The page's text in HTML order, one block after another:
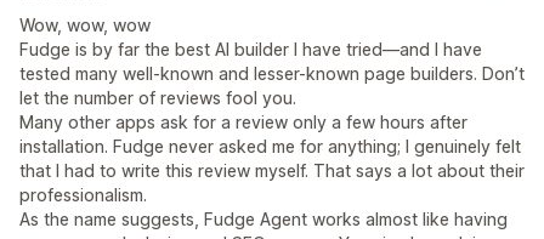
Wow, wow, wow
Fudge is by far the best AI builder I have tried—and I have
tested many well-known and lesser-known page builders. Don’t
let the number of reviews fool you.
Many other apps ask for a review only a few hours after
installation. Fudge never asked me for anything; I genuinely felt
that I had to write this review myself. That says a lot about their
professionalism.
As the name suggests, Fudge Agent works almost like having